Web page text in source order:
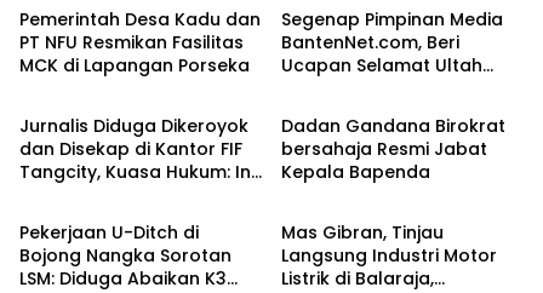
Pemerintah Desa Kadu dan
PT NFU Resmikan Fasilitas
MCK di Lapangan Porseka
Segenap Pimpinan Media
BantenNet.com, Beri
Ucapan Selamat Ultah
Banten Raya
Jurnalis Diduga Dikeroyok
dan Disekap di Kantor FIF
Tangcity, Kuasa Hukum: Ini
Dugaan Pembungkaman
Pers
Banten Raya
Dadan Gandana Birokrat
bersahaja Resmi Jabat
Kepala Bapenda
Banten Raya
Pekerjaan U-Ditch di
Bojong Nangka Sorotan
LSM: Diduga Abaikan K3
Banten Raya
Mas Gibran, Tinjau
Langsung Industri Motor
Listrik di Balaraja,